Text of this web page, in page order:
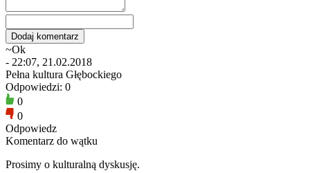
~Ok
- 22:07, 21.02.2018
Pełna kultura Głębockiego
Odpowiedzi: 0
0
0
Odpowiedz
Komentarz do wątku
Prosimy o kulturalną dyskusję.